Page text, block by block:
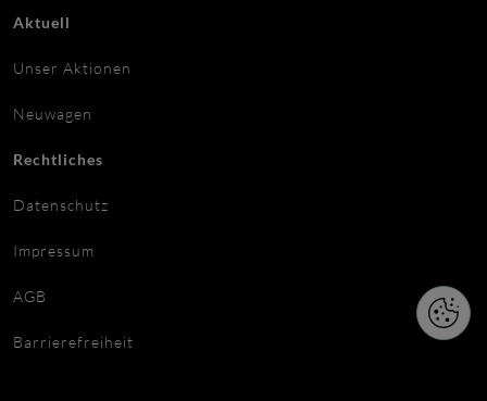
Aktuell
Unser Aktionen
Neuwagen
Rechtliches
Datenschutz
Impressum
AGB
Barrierefreiheit